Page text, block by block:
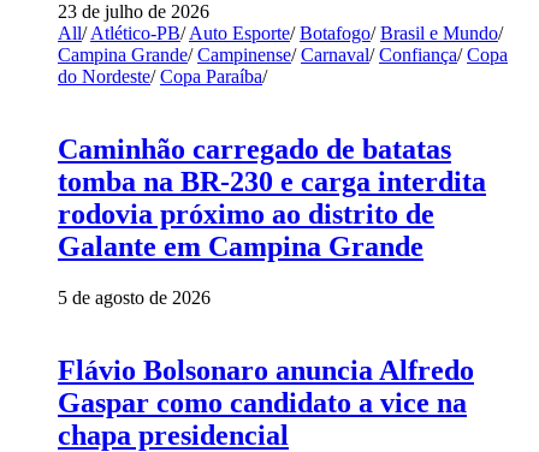
23 de julho de 2026
All/ Atlético-PB/ Auto Esporte/ Botafogo/ Brasil e Mundo/
Campina Grande/ Campinense/ Carnaval/ Confiança/ Copa
do Nordeste/ Copa Paraíba/
Caminhão carregado de batatas
tomba na BR-230 e carga interdita
rodovia próximo ao distrito de
Galante em Campina Grande
5 de agosto de 2026
Flávio Bolsonaro anuncia Alfredo
Gaspar como candidato a vice na
chapa presidencial